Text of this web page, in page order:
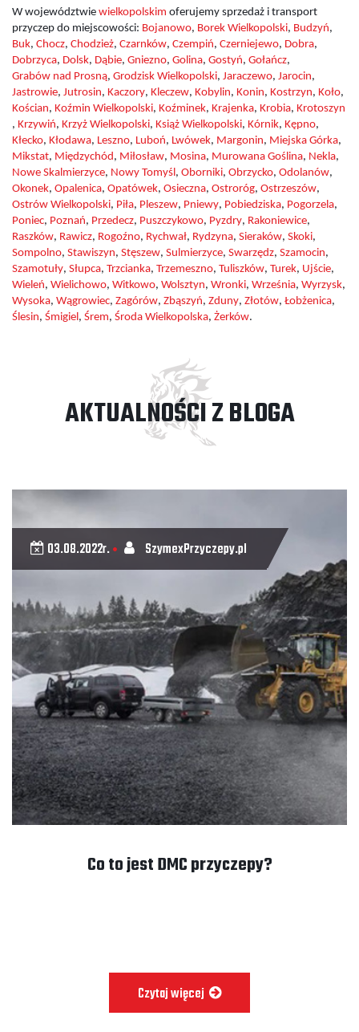
W województwie wielkopolskim oferujemy sprzedaż i transport
przyczep do miejscowości: Bojanowo, Borek Wielkopolski, Budzyń,
Buk, Chocz, Chodzież, Czarnków, Czempiń, Czerniejewo, Dobra,
Dobrzyca, Dolsk, Dąbie, Gniezno, Golina, Gostyń, Gołańcz,
Grabów nad Prosną, Grodzisk Wielkopolski, Jaraczewo, Jarocin,
Jastrowie, Jutrosin, Kaczory, Kleczew, Kobylin, Konin, Kostrzyn, Koło,
Kościan, Koźmin Wielkopolski, Koźminek, Krajenka, Krobia, Krotoszyn
, Krzywiń, Krzyż Wielkopolski, Książ Wielkopolski, Kórnik, Kępno,
Kłecko, Kłodawa, Leszno, Luboń, Lwówek, Margonin, Miejska Górka,
Mikstat, Międzychód , Miłosław, Mosina, Murowana Goślina, Nekla,
Nowe Skalmierzyce, Nowy Tomyśl , Oborniki, Obrzycko, Odolanów,
Okonek, Opalenica, Opatówek, Osieczna, Ostroróg, Ostrzeszów,
Ostrów Wielkopolski, Piła, Pleszew, Pniewy, Pobiedziska, Pogorzela,
Poniec, Poznań, Przedecz, Puszczykowo, Pyzdry, Rakoniewice,
Raszków, Rawicz, Rogoźno, Rychwał, Rydzyna, Sieraków, Skoki,
Sompolno, Stawiszyn, Stęszew, Sulmierzyce, Swarzędz, Szamocin,
Szamotuły, Słupca, Trzcianka, Trzemeszno, Tuliszków, Turek, Ujście,
Wieleń, Wielichowo, Witkowo, Wolsztyn, Wronki, Września, Wyrzysk,
Wysoka, Wągrowiec, Zagórów, Zbąszyń, Zduny, Złotów, Łobżenica,
Ślesin, Śmigiel , Śrem, Środa Wielkopolska, Żerków.
AKTUALNOŚCI Z BLOGA
03.08.2022r.• SzymexPrzyczepy.pl
Co to jest DMC przyczepy?
Czytaj więcej